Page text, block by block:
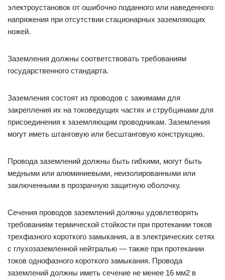
электроустановок от ошибочно поданного или наведенного
напряжения при отсутствии стационарных заземляющих
ножей.
Заземления должны соответствовать требованиям
государственного стандарта.
Заземления состоят из проводов с зажимами для
закрепления их на токоведущих частях и струбцинами для
присоединения к заземляющим проводникам. Заземления
могут иметь штанговую или бесштанговую конструкцию.
Провода заземлений должны быть гибкими, могут быть
медными или алюминиевыми, неизолированными или
заключенными в прозрачную защитную оболочку.
Сечения проводов заземлений должны удовлетворять
требованиям термической стойкости при протекании токов
трехфазного короткого замыкания, а в электрических сетях
с глухозаземленной нейтралью — также при протекании
токов однофазного короткого замыкания. Провода
заземлений должны иметь сечение не менее 16 мм2 в